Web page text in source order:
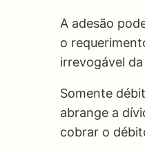
A adesão
o
irrevogável
Somente
abrange a
cobrar o